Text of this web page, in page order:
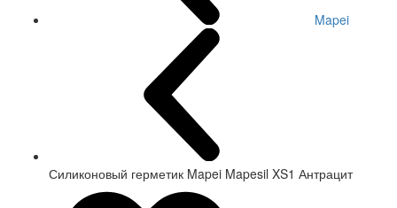
Mapei
Силиконовый герметик Mapei Mapesil XS1 Антрацит